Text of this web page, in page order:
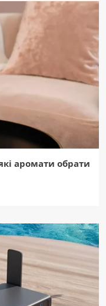
аромати обрати